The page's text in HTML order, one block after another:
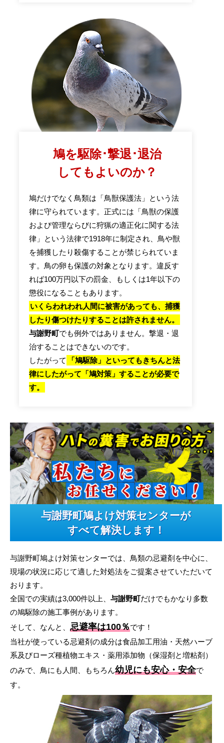
鳩を駆除･撃退･退治
してもよいのか？
鳩だけでなく鳥類は「鳥獣保護法」という法
律に守られています。正式には「鳥獣の保護
および管理ならびに狩猟の適正化に関する法
律」という法律で1918年に制定され、鳥や獣
を捕獲したり殺傷することが禁じられていま
す。鳥の卵も保護の対象となります。違反す
れば100万円以下の罰金、もしくは1年以下の
懲役になることもあります。
いくらわれわれ人間に被害があっても、捕獲
したり傷つけたりすることは許されません。
与謝野町でも例外ではありません。撃退・退
治することはできないのです。
したがって
「鳩駆除」といってもきちんと法
律にしたがって「鳩対策」することが必要で
す。
与謝野町鳩よけ対策センターが
すべて解決します！
与謝野町鳩よけ対策センターでは、鳥類の忌避剤を中心に、
現場の状況に応じて適した対処法をご提案させていただいて
おります。
全国での実績は3,000件以上、 与謝野町だけでもかなり多数
の鳩駆除の施工事例があります。
そして、なんと、 忌避率は100％です！
当社が使っている忌避剤の成分は食品加工用油・天然ハーブ
系及びローズ種植物エキス・薬用添加物（保湿剤と増粘剤）
のみで、鳥にも人間、もちろん幼児にも安心・安全で
す。